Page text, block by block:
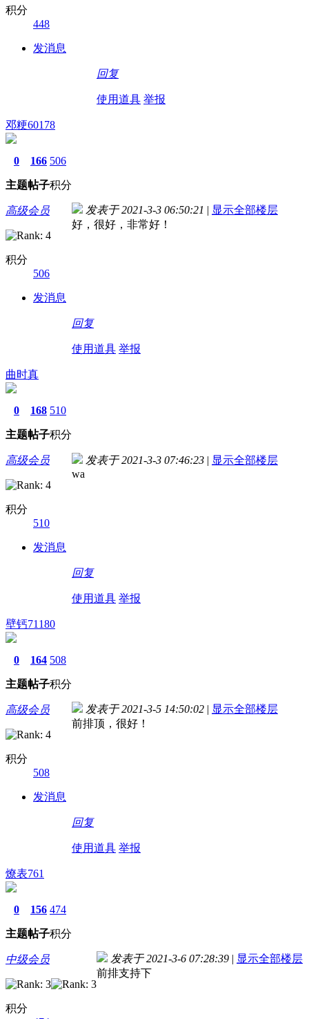
积分
448
发消息
回复
使用道具 举报
邓粳60178
0
主题
166
帖子
506
积分
高级会员
积分
506
发消息
发表于 2021-3-3 06:50:21 | 显示全部楼层
好，很好，非常好！
回复
使用道具 举报
曲时真
0
主题
168
帖子
510
积分
高级会员
积分
510
发消息
发表于 2021-3-3 07:46:23 | 显示全部楼层
wa
回复
使用道具 举报
壁钙71180
0
主题
164
帖子
508
积分
高级会员
积分
508
发消息
发表于 2021-3-5 14:50:02 | 显示全部楼层
前排顶，很好！
回复
使用道具 举报
燎表761
0
主题
156
帖子
474
积分
中级会员
积分
发表于 2021-3-6 07:28:39 | 显示全部楼层
前排支持下